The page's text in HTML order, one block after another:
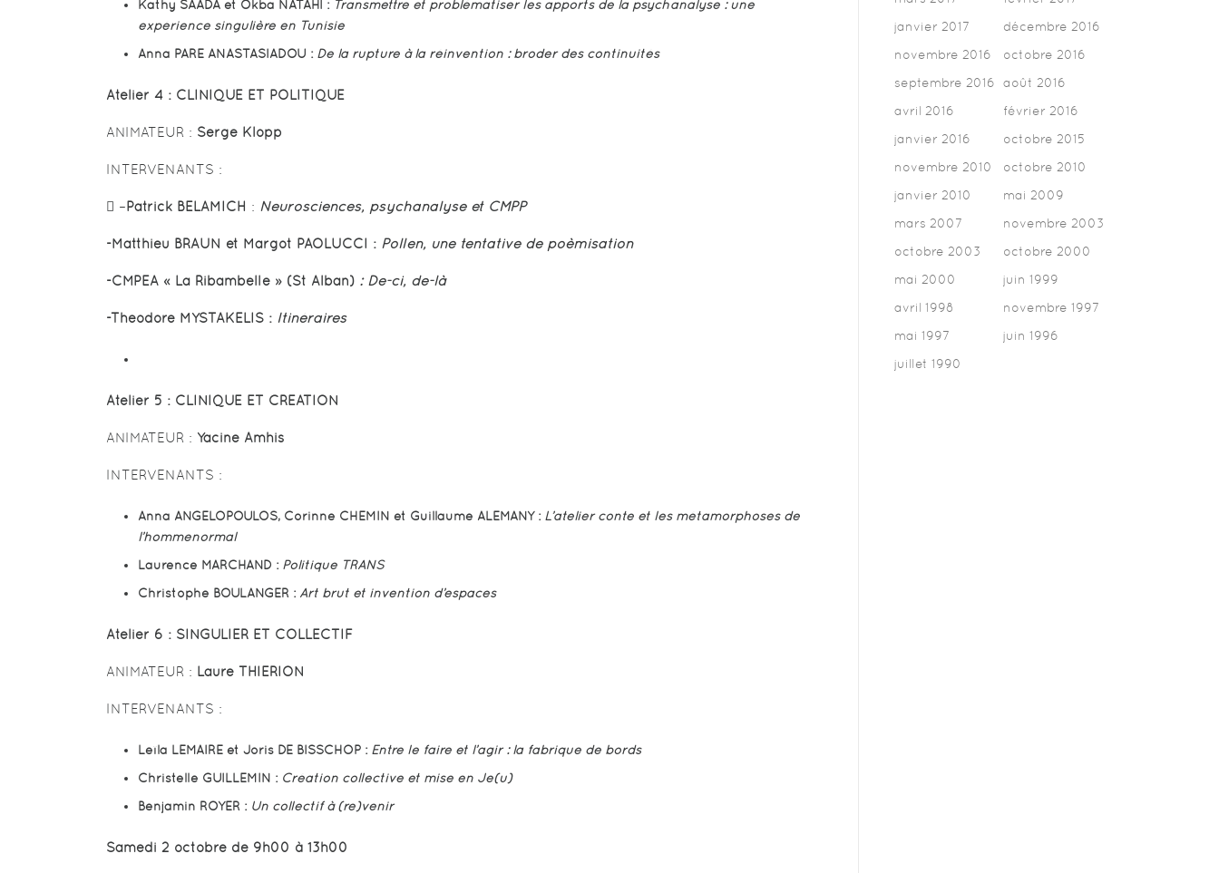
Kathy SAADA et Okba NATAHI : Transmettre et problématiser les apports de la psychanalyse : une
expérience singulière en Tunisie
Anna PARE ANASTASIADOU : De la rupture à la réinvention : broder des continuités
Atelier 4 : CLINIQUE ET POLITIQUE
ANIMATEUR : Serge Klopp
INTERVENANTS :
 –Patrick BELAMICH : Neurosciences, psychanalyse et CMPP
-Matthieu BRAUN et Margot PAOLUCCI : Pollen, une tentative de poèmisation
-CMPEA « La Ribambelle » (St Alban) : De-ci, de-là
-Theodore MYSTAKELIS : Itinéraires
Atelier 5 : CLINIQUE ET CREATION
ANIMATEUR : Yacine Amhis
INTERVENANTS :
Anna ANGELOPOULOS, Corinne CHEMIN et Guillaume ALEMANY : L’atelier conte et les métamorphoses de
l’hommenormal
Laurence MARCHAND : Politique TRANS
Christophe BOULANGER : Art brut et invention d’espaces
Atelier 6 : SINGULIER ET COLLECTIF
ANIMATEUR : Laure THIERION
INTERVENANTS :
Leïla LEMAIRE et Joris DE BISSCHOP : Entre le faire et l’agir : la fabrique de bords
Christelle GUILLEMIN : Création collective et mise en Je(u)
Benjamin ROYER : Un collectif à (re)venir
Samedi 2 octobre de 9h00 à 13h00
janvier 2017
décembre 2016
novembre 2016
octobre 2016
septembre 2016
août 2016
avril 2016
février 2016
janvier 2016
octobre 2015
novembre 2010
octobre 2010
janvier 2010
mai 2009
mars 2007
novembre 2003
octobre 2003
octobre 2000
mai 2000
juin 1999
avril 1998
novembre 1997
mai 1997
juin 1996
juillet 1990